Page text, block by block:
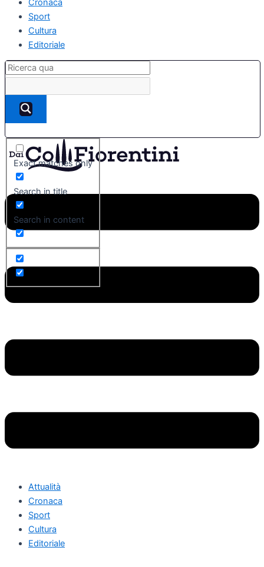
Cronaca
Sport
Cultura
Editoriale
Exact matches only
Search in title
Search in content
Attualità
Cronaca
Sport
Cultura
Editoriale